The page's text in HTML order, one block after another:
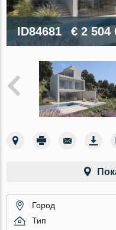
ID84681 € 2 504
Город
Тип